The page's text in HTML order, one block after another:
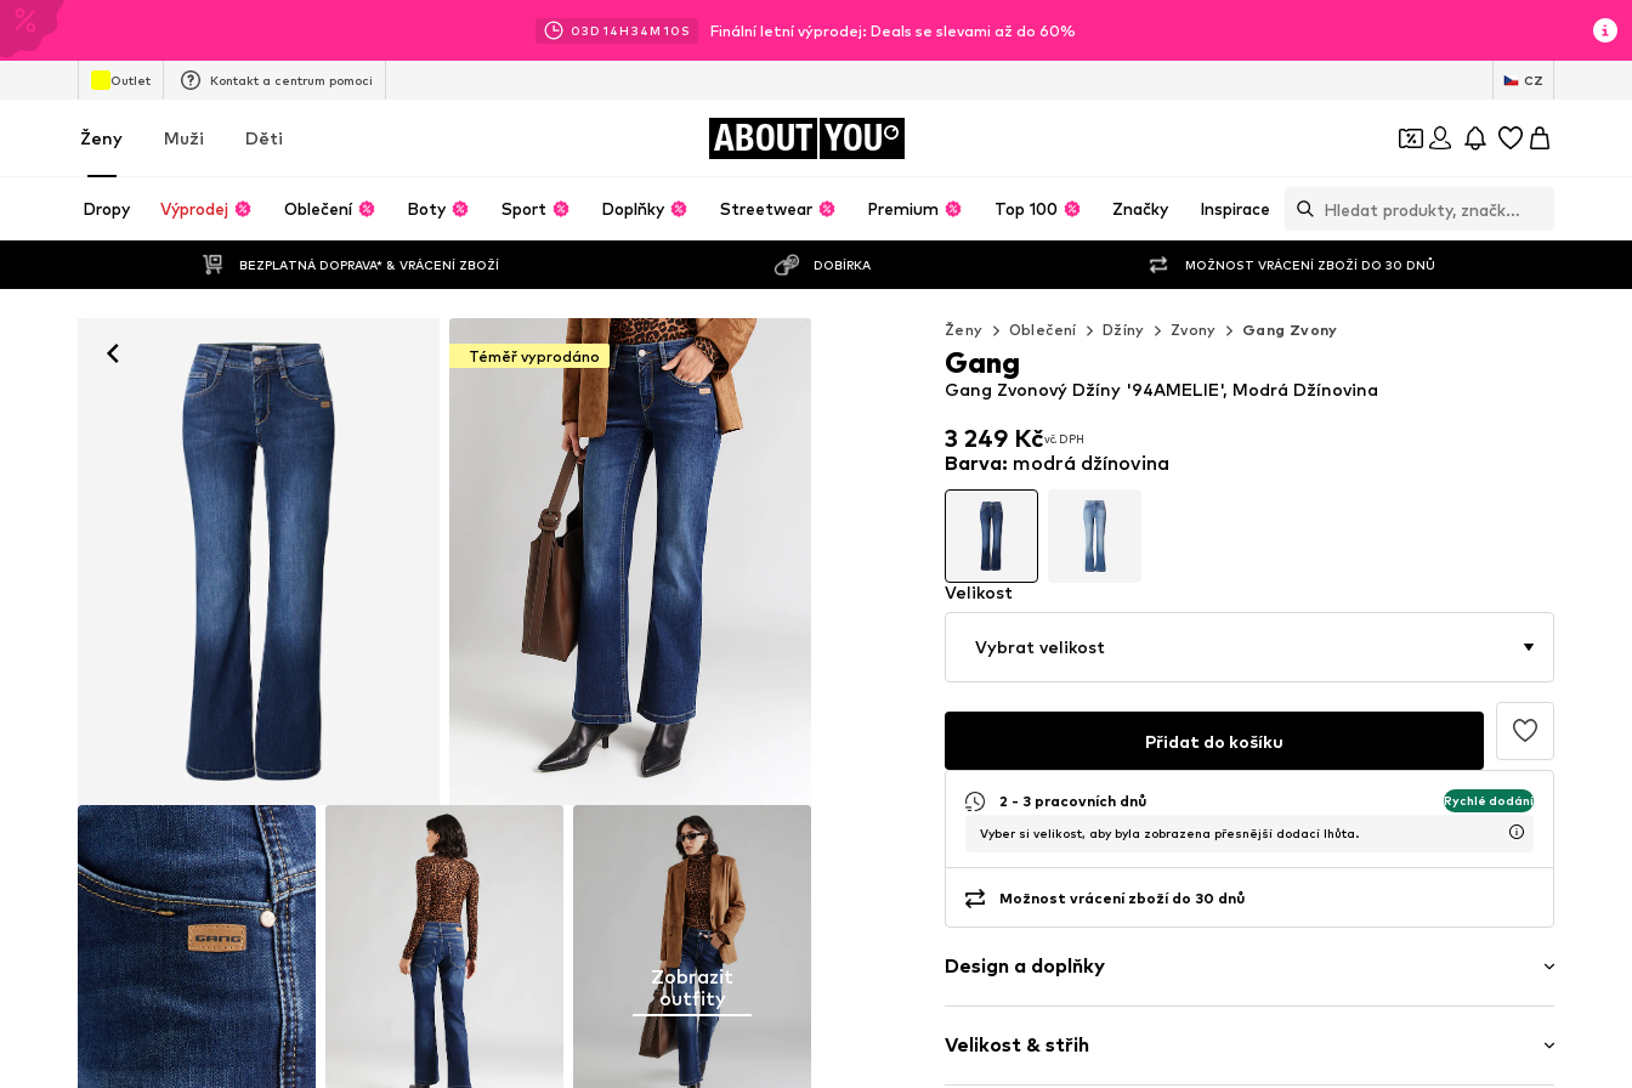
03D 14H 34M 09 S Finální letní výprodej: Deals se slevami až do 60%
Outlet Kontakt a centrum pomoci CZ
Ženy Muži Děti ABOUT YOU
Dropy Výprodej Oblečení Boty Sport Doplňky Streetwear Premium Top 100 Značky Inspirace
BEZPLATNÁ DOPRAVA* & VRÁCENÍ ZBOŽÍ DOBÍRKA MOŽNOST VRÁCENÍ ZBOŽÍ DO 30 DNŮ
Téměř vyprodáno
Zobrazit
outfity
Ženy Oblečení Džíny Zvony Gang Zvony
3 249 Kčvč. DPH
3 249 Kč vč. DPH
Gang Zvonový Džíny '94AMELIE', Modrá Džínovina
Gang
Barva: modrá džínovina
Velikost
Vybrat velikost
Přidat do košíku
2 - 3 pracovních dnů Rychlé dodání
Vyber si velikost, aby byla zobrazena přesnější dodací lhůta.
Možnost vrácení zboží do 30 dnů
Design a doplňky
Džínovina
Modrá džínovina/opraná
Velikost & střih